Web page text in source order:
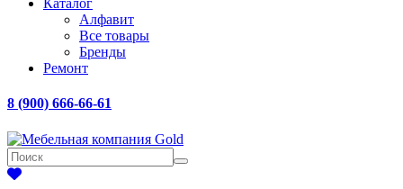
Каталог
Алфавит
Все товары
Бренды
Ремонт
8 (900) 666-66-61